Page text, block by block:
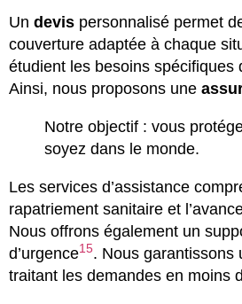
Un devis personnalisé permet
couverture adaptée à chaque
étudient les besoins spécifiques
Ainsi, nous proposons une
Notre objectif : vous
soyez dans le monde.
Les services d’assistance
rapatriement sanitaire et
Nous offrons également un
d’urgence15. Nous garantissons
traitant les demandes en moins